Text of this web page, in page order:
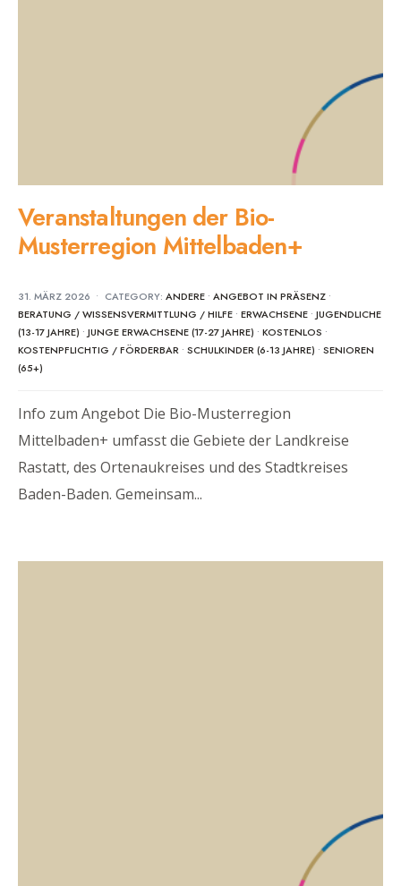
Veranstaltungen der Bio-
Musterregion Mittelbaden+
31. MÄRZ 2026 • CATEGORY: ANDERE • ANGEBOT IN PRÄSENZ •
BERATUNG / WISSENSVERMITTLUNG / HILFE • ERWACHSENE •JUGENDLICHE
(13-17 JAHRE) •JUNGE ERWACHSENE (17-27 JAHRE) • KOSTENLOS •
KOSTENPFLICHTIG / FÖRDERBAR • SCHULKINDER (6-13 JAHRE) • SENIOREN
(65+)
Info zum Angebot Die Bio-Musterregion
Mittelbaden+ umfasst die Gebiete der Landkreise
Rastatt, des Ortenaukreises und des Stadtkreises
Baden-Baden. Gemeinsam...